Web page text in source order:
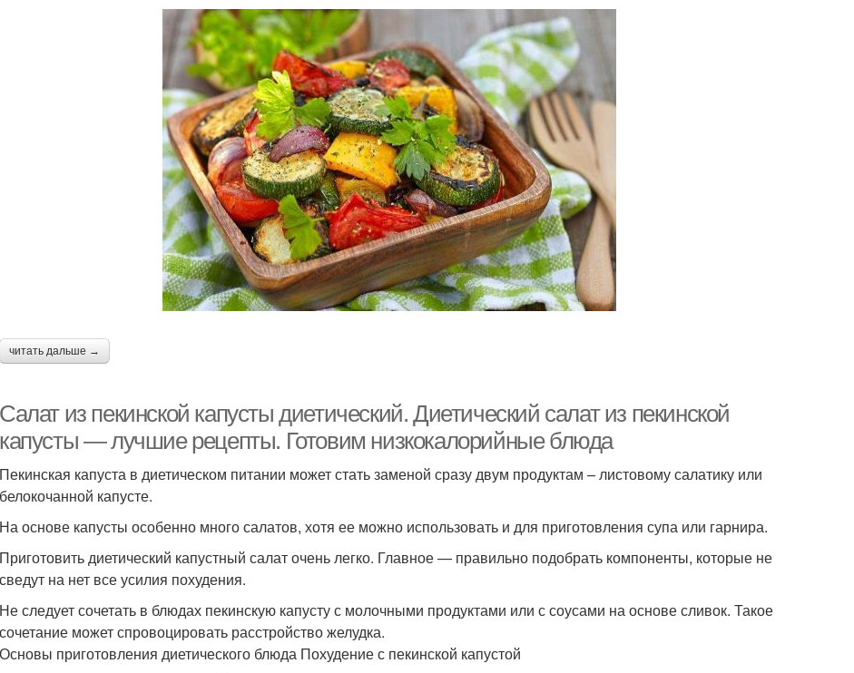
Салат из куриной
грудки
Нежные салаты
Капусты с курицей
Салат из китайской
капусты
Капусты без майонеза
Низкокалорийные
салаты
Салаты с куриной
грудкой
ассорти
Филе с пекинской
Салат по слоям Вкусные салаты Капусты с креветками Капусты с помидорами
Капусты с кукурузой
читать дальше →
Салат из пекинской капусты диетический. Диетический салат из пекинской
капусты — лучшие рецепты. Готовим низкокалорийные блюда
Пекинская капуста в диетическом питании может стать заменой сразу двум продуктам – листовому салатику или
белокочанной капусте.
На основе капусты особенно много салатов, хотя ее можно использовать и для приготовления супа или гарнира.
Приготовить диетический капустный салат очень легко. Главное — правильно подобрать компоненты, которые не
сведут на нет все усилия похудения.
Не следует сочетать в блюдах пекинскую капусту с молочными продуктами или с соусами на основе сливок. Такое
сочетание может спровоцировать расстройство желудка.
Основы приготовления диетического блюда Похудение с пекинской капустой